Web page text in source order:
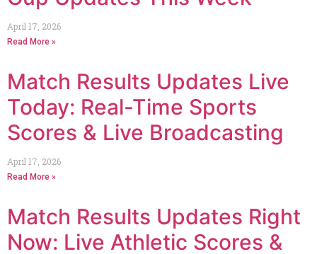
April 17, 2026
Read More »
Match Results Updates Live
Today: Real-Time Sports
Scores & Live Broadcasting
April 17, 2026
Read More »
Match Results Updates Right
Now: Live Athletic Scores &